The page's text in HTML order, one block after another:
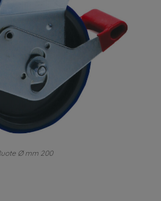
Ø mm 200